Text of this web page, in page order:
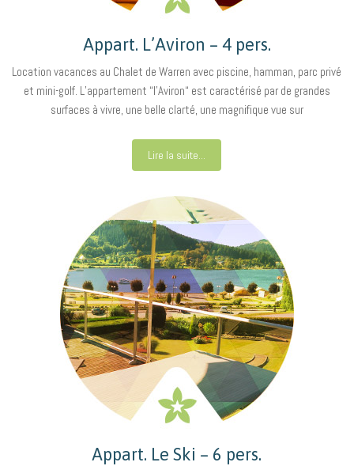
Appart. L’Aviron – 4 pers.
Location vacances au Chalet de Warren avec piscine, hamman, parc privé
et mini-golf. L’appartement “l’Aviron“ est caractérisé par de grandes
surfaces à vivre, une belle clarté, une magnifique vue sur
Lire la suite...
Appart. Le Ski – 6 pers.